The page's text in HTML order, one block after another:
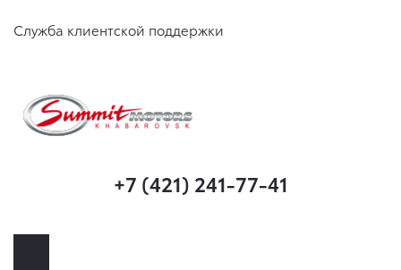
Служба клиентской поддержки
+7 (421) 241-77-41